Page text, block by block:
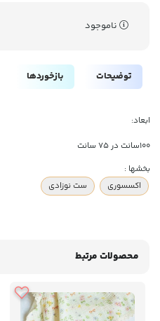
ناموجود
توضیحات بازخوردها
ابعاد:
100سانت در 75 سانت
بخشها :
اکسسوری
ست نوزادی
محصولات مرتبط